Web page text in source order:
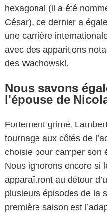
hexagonal (il a été
César), ce dernier a
une carrière
avec des apparitions
des Wachowski.
Nous savons
l'épouse de
Fortement grimé,
tournage aux côtés de
choisie pour camper son
Nous ignorons encore si
apparaîtront au détour
plusieurs épisodes de la
première saison est